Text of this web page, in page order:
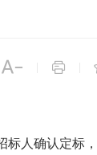
 
标人 确认定标